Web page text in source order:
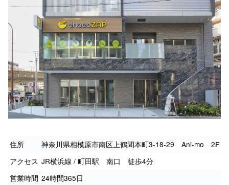
住所
神奈川県相模原市南区上鶴間本町3-18-29 Ani-mo 2F
アクセス JR横浜線 / 町田駅 南口 徒歩4分
営業時間 24時間365日